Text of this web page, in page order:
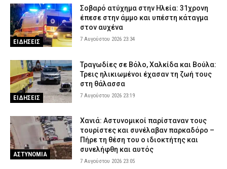
προχώρησε σε δωρεά ειδών ιματισμού στο Αστυνομικό Τμήμα
ΣΩΜΑΤΑ ΑΣΦΑΛΕΙΑΣ 7 Αυγούστου 2026 16:48
Κορινθία: Μήνυμα του 112 για φωτιά στο Στεφάνι –
ΕΙΔΗΣΕΙΣ 7 Αυγούστου 2026 16:35
Πιερία: Συνελήφθησαν δύο άνδρες που διέρρηξαν ΙΧ και άρπαξαν
αντικείμενα αξίας άνω των 19.000 ευρώ
ΑΣΤΥΝΟΜΙΑ 7 Αυγούστου 2026 16:23
Πολύ υψηλός κίνδυνος πυρκαγιάς το Σάββατο – Ποιες περιοχές
τίθενται σε «Red Code»
ΕΙΔΗΣΕΙΣ 7 Αυγούστου 2026 16:10
ΕΙΔΗΣΕΙΣ
Σοβαρό ατύχημα στην Ηλεία: 31χρονη
έπεσε στην άμμο και υπέστη κάταγμα
στον αυχένα
7 Αυγούστου 2026 23:34
ΕΙΔΗΣΕΙΣ
Τραγωδίες σε Βόλο, Χαλκίδα και Βούλα:
Τρεις ηλικιωμένοι έχασαν τη ζωή τους
στη θάλασσα
7 Αυγούστου 2026 23:19
ΑΣΤΥΝΟΜΙΑ
Χανιά: Αστυνομικοί παρίσταναν τους
τουρίστες και συνέλαβαν παρκαδόρο –
Πήρε τη θέση του ο ιδιοκτήτης και
συνελήφθη και αυτός
7 Αυγούστου 2026 23:05